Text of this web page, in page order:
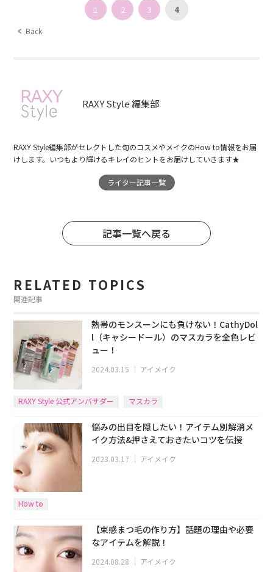
Back
1 2 3 4
RAXY Style 編集部
RAXY Style編集部がセレクトした旬のコスメやメイクのHow to情報をお届
けします。いつもより輝けるキレイのヒントをお届けしていきます★
ライター記事一覧
記事一覧へ戻る
RELATED TOPICS
関連記事
熱帯のモンスーンにも負けない！CathyDol
l（キャシードール）のマスカラを全色レビ
ュー！
2024.03.15 ｜ アイメイク
RAXY Style 公式アンバサダー マスカラ
悩みの出目を隠したい！アイテム別解消メ
イク方法&押さえておきたいコツを伝授
2023.03.17 ｜ アイメイク
How to
【束感まつ毛の作り方】話題の理由や必要
なアイテムを解説！
2024.08.28 ｜ アイメイク